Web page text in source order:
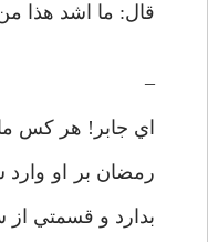
قال: ما اشد هذا
–
اي جابر! هر کس
رمضان بر او
بدارد و قسمتي